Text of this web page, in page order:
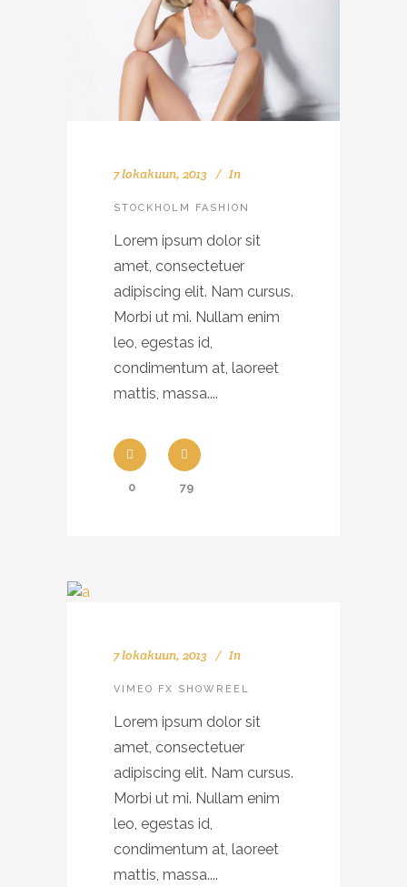
7 lokakuun, 2013 In
STOCKHOLM FASHION
Lorem ipsum dolor sit
amet, consectetuer
adipiscing elit. Nam cursus.
Morbi ut mi. Nullam enim
leo, egestas id,
condimentum at, laoreet
mattis, massa....
0 79
7 lokakuun, 2013 In
VIMEO FX SHOWREEL
Lorem ipsum dolor sit
amet, consectetuer
adipiscing elit. Nam cursus.
Morbi ut mi. Nullam enim
leo, egestas id,
condimentum at, laoreet
mattis, massa....